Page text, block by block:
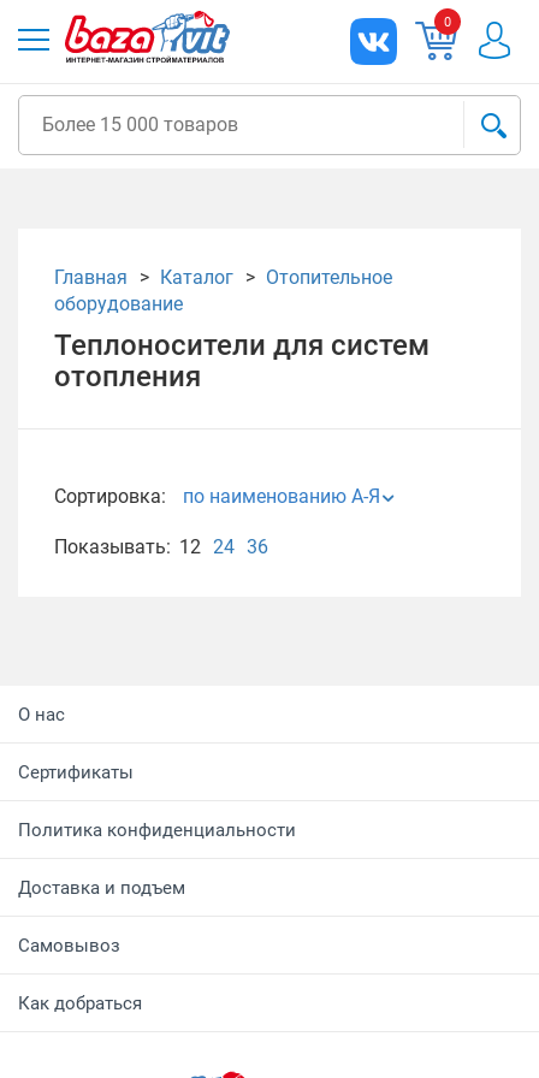
0
Главная Каталог
Отопительное
оборудование
Теплоносители для систем
отопления
Сортировка: по наименованию А-Я
Показывать: 12 24 36
О нас
Сертификаты
Политика конфиденциальности
Доставка и подъем
Самовывоз
Как добраться